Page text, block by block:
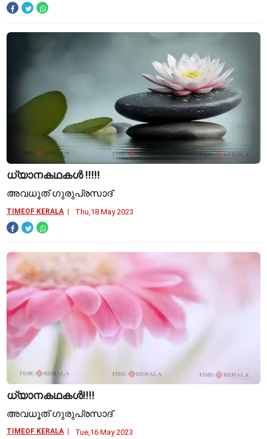
ധ്യാനകഥകള്‍ !!!!!
അവധൂത് ഗുരുപ്രസാദ്
TIMEOF KERALA Thu,18 May 2023
ധ്യാനകഥകള്‍!!!!
അവധൂത് ഗുരുപ്രസാദ്
TIMEOF KERALA Tue,16 May 2023